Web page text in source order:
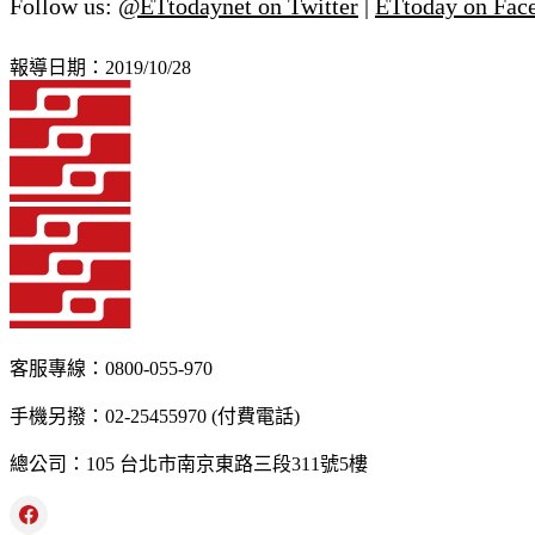
Follow us: @ETtodaynet on Twitter | ETtoday on
報導日期：2019/10/28
客服專線：0800-055-970
手機另撥：02-25455970 (付費電話)
總公司：105 台北市南京東路三段311號5樓